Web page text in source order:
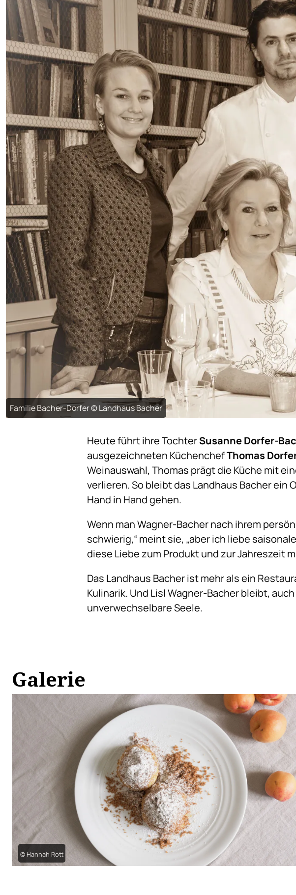
Familie Bacher-Dorfer © Landhaus Bacher
Heute führt ihre TochterSusanne Dorfer-
ausgezeichneten KüchenchefThomas
Weinauswahl, Thomas prägt die Küche mit
verlieren. So bleibt das Landhaus Bacher ein
Hand in Hand gehen.
Wenn man Wagner-Bacher nach ihrem
schwierig,“ meint sie, „aber ich liebe
diese Liebe zum Produkt und zur Jahreszeit
Das Landhaus Bacher ist mehr als ein
Kulinarik. Und Lisl Wagner-Bacher bleibt,
unverwechselbare Seele.
Galerie
© Hannah Rott